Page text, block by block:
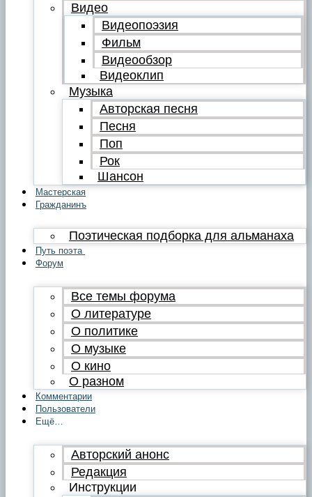
Видео
Видеопоэзия
Фильм
Видеообзор
Видеоклип
Музыка
Авторская песня
Песня
Поп
Рок
Шансон
Мастерская
Гражданинъ
Поэтическая подборка для альманаха
Путь поэта
Форум
Все темы форума
О литературе
О политике
О музыке
О кино
О разном
Комментарии
Пользователи
Ещё…
Авторский анонс
Редакция
Инструкции